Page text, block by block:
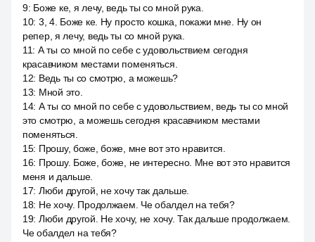
9: Боже ке, я лечу, ведь ты со мной рука.
10: 3, 4. Боже ке. Ну просто кошка, покажи мне. Ну он
репер, я лечу, ведь ты со мной рука.
11: А ты со мной по себе с удовольствием сегодня
красавчиком местами поменяться.
12: Ведь ты со смотрю, а можешь?
13: Мной это.
14: А ты со мной по себе с удовольствием, ведь ты со мной
это смотрю, а можешь сегодня красавчиком местами
поменяться.
15: Прошу, боже, боже, мне вот это нравится.
16: Прошу. Боже, боже, не интересно. Мне вот это нравится
меня и дальше.
17: Люби другой, не хочу так дальше.
18: Не хочу. Продолжаем. Че обалдел на тебя?
19: Люби другой. Не хочу, не хочу. Так дальше продолжаем.
Че обалдел на тебя?